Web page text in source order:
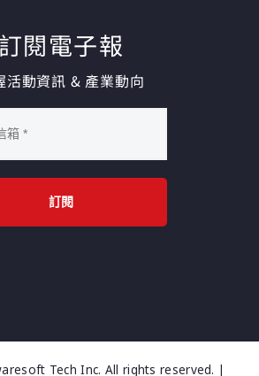
訂閱電子報
活動資訊 & 產業動向
訂閱
Tech Inc. All rights reserved. |